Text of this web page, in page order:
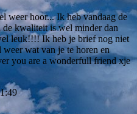
weer hoor... Ik heb vandaag de
kwaliteit is wel minder dan
leuk!!!! Ik heb je brief nog niet
wat van je te horen en
you are a wonderfull friend xje